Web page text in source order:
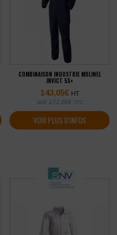
COMBINAISON INDUSTRIE MOLINEL
INVICT 5S+
143,05€ HT
soit 171,66€ TTC
VOIR PLUS D'INFOS